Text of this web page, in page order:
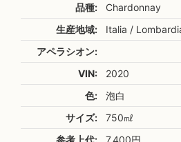
品種:
Chardonnay
生産地域:
Italia /
アペラシオン:
VIN:
2020
色:
泡白
サイズ:
750㎖
参考上代:
7,400円